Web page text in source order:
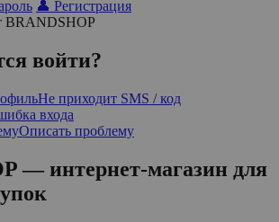
👤 Регистрация
войти?
Не приходит SMS / код
входа
Описать проблему
— интернет-магазин для